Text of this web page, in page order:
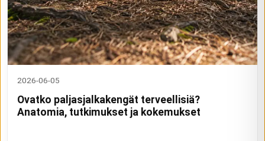
2026-06-05
Ovatko paljasjalkakengät terveellisiä?
Anatomia, tutkimukset ja kokemukset